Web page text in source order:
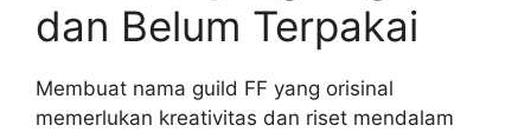
dan Belum Terpakai
Membuat nama guild FF yang orisinal
memerlukan kreativitas dan riset mendalam